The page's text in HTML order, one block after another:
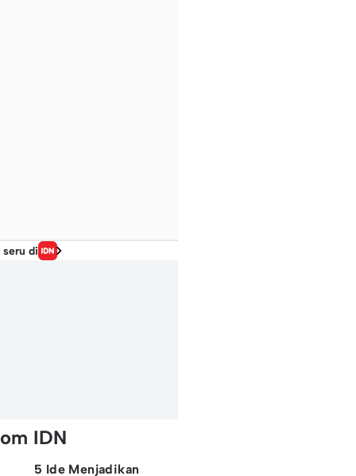
di
IDN
5 Ide Menjadikan